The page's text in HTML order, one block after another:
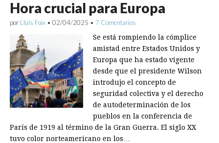
Hora crucial para Europa
por Lluís Foix • 02/04/2025 • 7 Comentarios
Se está rompiendo la cómplice
amistad entre Estados Unidos y
Europa que ha estado vigente
desde que el presidente Wilson
introdujo el concepto de
seguridad colectiva y el derecho
de autodeterminación de los
pueblos en la conferencia de
París de 1919 al término de la Gran Guerra. El siglo XX
tuvo color norteamericano en los…